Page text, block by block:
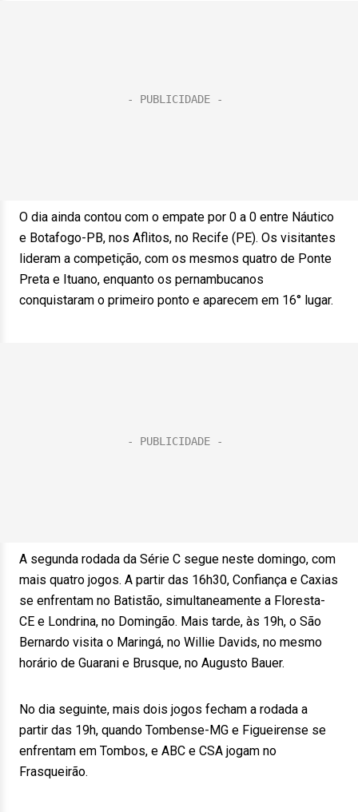
O dia ainda contou com o empate por 0 a 0 entre Náutico
e Botafogo-PB, nos Aflitos, no Recife (PE). Os visitantes
lideram a competição, com os mesmos quatro de Ponte
Preta e Ituano, enquanto os pernambucanos
conquistaram o primeiro ponto e aparecem em 16° lugar.
A segunda rodada da Série C segue neste domingo, com
mais quatro jogos. A partir das 16h30, Confiança e Caxias
se enfrentam no Batistão, simultaneamente a Floresta-
CE e Londrina, no Domingão. Mais tarde, às 19h, o São
Bernardo visita o Maringá, no Willie Davids, no mesmo
horário de Guarani e Brusque, no Augusto Bauer.
No dia seguinte, mais dois jogos fecham a rodada a
partir das 19h, quando Tombense-MG e Figueirense se
enfrentam em Tombos, e ABC e CSA jogam no
Frasqueirão.